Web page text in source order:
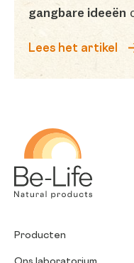
gangbare ideeën
Lees het artikel
Producten